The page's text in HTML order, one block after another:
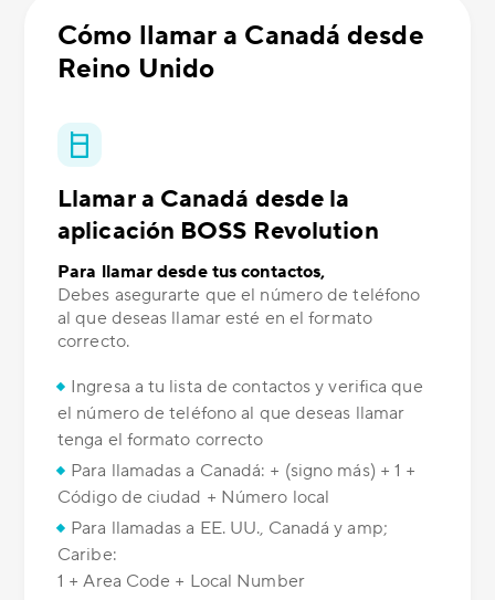
Cómo llamar a Canadá desde
Reino Unido
Llamar a Canadá desde la
aplicación BOSS Revolution
Para llamar desde tus contactos,
Debes asegurarte que el número de teléfono
al que deseas llamar esté en el formato
correcto.
Ingresa a tu lista de contactos y verifica que
el número de teléfono al que deseas llamar
tenga el formato correcto
Para llamadas a Canadá: + (signo más) + 1 +
Código de ciudad + Número local
Para llamadas a EE. UU., Canadá y amp;
Caribe:
1 + Area Code + Local Number